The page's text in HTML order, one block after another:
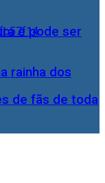
rainha dos
de fãs de toda
e pode ser